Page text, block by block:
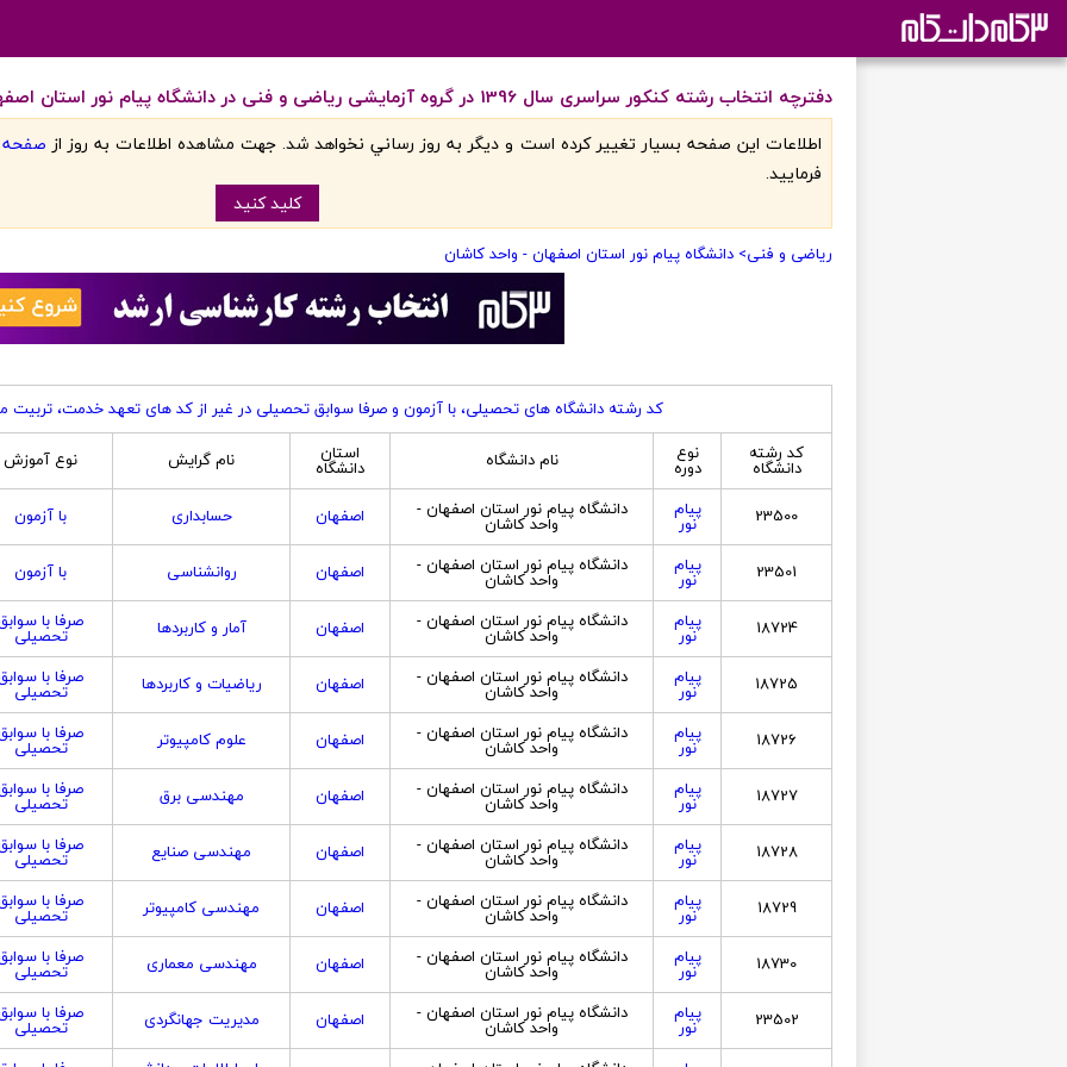
دفترچه انتخاب رشته کنکور سراسری سال 1396 در گروه آزمایشی ریاضی و فنی در دانشگاه پیام نور استان اصفهان - واحد کاشان
اطلاعات اين صفحه بسيار تغيير کرده است و ديگر به روز رساني نخواهد شد. جهت مشاهده اطلاعات به روز از صفحه
فرماييد.
کليد کنيد
ریاضی و فنی> دانشگاه پیام نور استان اصفهان - واحد کاشان
کد رشته دانشگاه های تحصیلی، با آزمون و صرفا سوابق تحصیلی در غیر از کد های تعهد خدمت، تربیت
کد رشته
دانشگاه
نوع
دوره نام دانشگاه استان
دانشگاه نام گرایش نوع آموزش
23500 پیام
نور
دانشگاه پیام نور استان اصفهان -
واحد کاشان اصفهان حسابداری با آزمون
23501 پیام
نور
دانشگاه پیام نور استان اصفهان -
واحد کاشان اصفهان روانشناسی با آزمون
18724 پیام
نور
دانشگاه پیام نور استان اصفهان -
واحد کاشان اصفهان آمار و کاربردها صرفا با
تحصیلی
18725 پیام
نور
دانشگاه پیام نور استان اصفهان -
واحد کاشان اصفهان ریاضیات و کاربردها صرفا با
تحصیلی
18726 پیام
نور
دانشگاه پیام نور استان اصفهان -
واحد کاشان اصفهان علوم کامپیوتر صرفا با
تحصیلی
18727 پیام
نور
دانشگاه پیام نور استان اصفهان -
واحد کاشان اصفهان مهندسی برق صرفا با
تحصیلی
18728 پیام
نور
دانشگاه پیام نور استان اصفهان -
واحد کاشان اصفهان مهندسی صنایع صرفا با
تحصیلی
18729 پیام
نور
دانشگاه پیام نور استان اصفهان -
واحد کاشان اصفهان مهندسی کامپیوتر صرفا با
تحصیلی
18730 پیام
نور
دانشگاه پیام نور استان اصفهان -
واحد کاشان اصفهان مهندسی معماری صرفا با
تحصیلی
23502 پیام
نور
دانشگاه پیام نور استان اصفهان -
واحد کاشان اصفهان مدیریت جهانگردی صرفا با
تحصیلی